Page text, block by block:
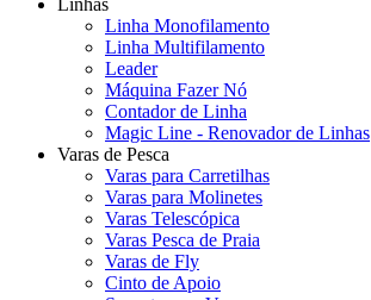
Linhas
Linha Monofilamento
Linha Multifilamento
Leader
Máquina Fazer Nó
Contador de Linha
Magic Line - Renovador de Linhas
Varas de Pesca
Varas para Carretilhas
Varas para Molinetes
Varas Telescópica
Varas Pesca de Praia
Varas de Fly
Cinto de Apoio